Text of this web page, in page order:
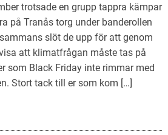
trotsade en grupp tappra kämpar
på Tranås torg under banderollen
slöt de upp för att genom
att klimatfrågan måste tas på
som Black Friday inte rimmar med
Stort tack till er som kom […]